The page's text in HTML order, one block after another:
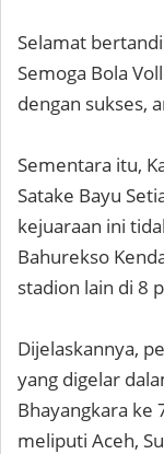
Selamat
Semoga Bola
dengan sukses,
Sementara itu,
Satake Bayu
kejuaraan ini
Bahurekso
stadion lain di 8
Dijelaskannya,
yang digelar
Bhayangkara ke
meliputi Aceh,